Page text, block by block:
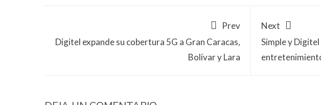
Prev
Digitel expande su cobertura 5G a Gran Caracas,
Bolívar y Lara
Next
Simple y